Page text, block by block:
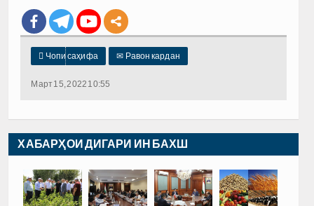
 Чопи саҳифа ✉ Равон кардан
Март 15, 2022 10:55
ХАБАРҲОИ ДИГАРИ ИН БАХШ